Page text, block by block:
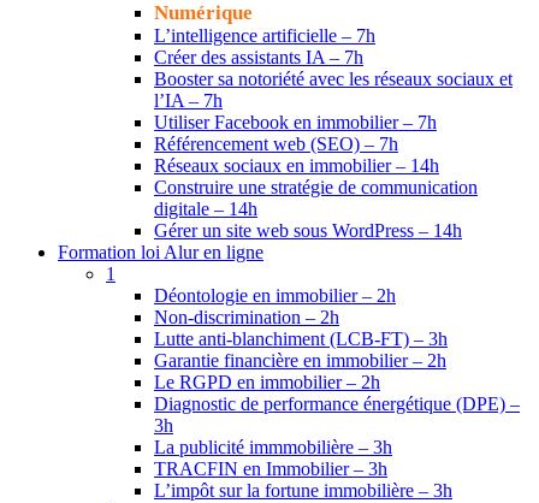
Numérique
L’intelligence artificielle – 7h
Créer des assistants IA – 7h
Booster sa notoriété avec les réseaux sociaux et
l’IA – 7h
Utiliser Facebook en immobilier – 7h
Référencement web (SEO) – 7h
Réseaux sociaux en immobilier – 14h
Construire une stratégie de communication
digitale – 14h
Gérer un site web sous WordPress – 14h
Formation loi Alur en ligne
1
Déontologie en immobilier – 2h
Non-discrimination – 2h
Lutte anti-blanchiment (LCB-FT) – 3h
Garantie financière en immobilier – 2h
Le RGPD en immobilier – 2h
Diagnostic de performance énergétique (DPE) –
3h
La publicité immmobilière – 3h
TRACFIN en Immobilier – 3h
L’impôt sur la fortune immobilière – 3h